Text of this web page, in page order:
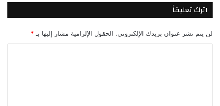
اترك تعليقاً
لن يتم نشر عنوان بريدك الإلكتروني. الحقول الإلزامية مشار إليها بـ *